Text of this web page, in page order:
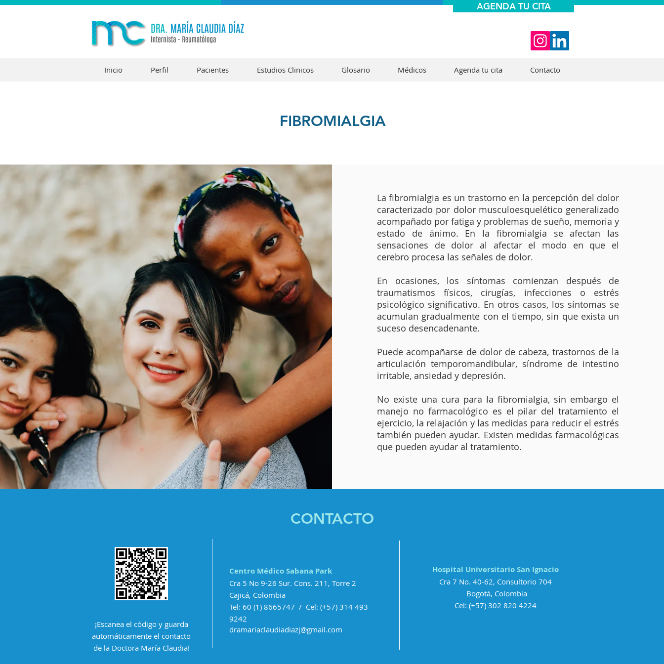
AGENDA TU CITA
Inicio Perfil Pacientes Estudios Clinicos Glosario Médicos Agenda tu cita Contacto
FIBROMIALGIA
La fibromialgia es un trastorno en la percepción del dolor
caracterizado por dolor musculoesquelético generalizado
acompañado por fatiga y problemas de sueño, memoria y
estado de ánimo. En la fibromialgia se afectan las
sensaciones de dolor al afectar el modo en que el
cerebro procesa las señales de dolor.
En ocasiones, los síntomas comienzan después de
traumatismos físicos, cirugías, infecciones o estrés
psicológico significativo. En otros casos, los síntomas se
acumulan gradualmente con el tiempo, sin que exista un
suceso desencadenante.
Puede acompañarse de dolor de cabeza, trastornos de la
articulación temporomandibular, síndrome de intestino
irritable, ansiedad y depresión.
No existe una cura para la fibromialgia, sin embargo el
manejo no farmacológico es el pilar del tratamiento el
ejercicio, la relajación y las medidas para reducir el estrés
también pueden ayudar. Existen medidas farmacológicas
que pueden ayudar al tratamiento.
CONTACTO
¡Escanea el código y guarda
automáticamente el contacto
de la Doctora María Claudia!
Centro Médico Sabana Park
Cra 5 No 9-26 Sur. Cons. 211, Torre 2
Cajicá, Colombia
Tel: 60 (1) 8665747 / Cel: (+57) 314 493
9242
dramariaclaudiadiazj@gmail.com
Hospital Universitario San Ignacio
Cra 7 No. 40-62, ​Consultorio 704
Bogotá, Colombia
Cel: (+57) 302 820 4224